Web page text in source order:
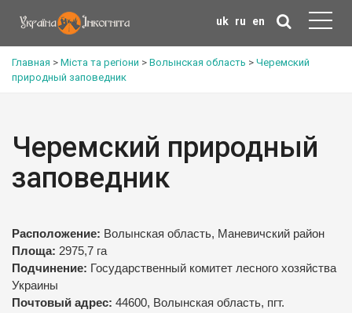
uk ru en
Главная > Міста та регіони > Волынская область > Черемский
природный заповедник
Черемский природный
заповедник
Расположение: Волынская область, Маневичский район
Площа: 2975,7 га
Подчинение: Государственный комитет лесного хозяйства
Украины
Почтовый адрес: 44600, Волынская область, пгт.